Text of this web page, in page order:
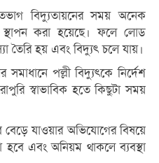
শতভাগ বিদ্যুতায়নের সময় অনেক
স্থাপন করা হয়েছে। ফলে লোড
তৈরি হয় এবং বিদ্যুৎ চলে যায়।
পল্লী বিদ্যুৎকে নির্দেশ
স্বাভাবিক হতে কিছুটা সময়
বেড়ে যাওয়ার অভিযোগের বিষয়ে
হবে এবং অনিয়ম থাকলে ব্যবস্থা